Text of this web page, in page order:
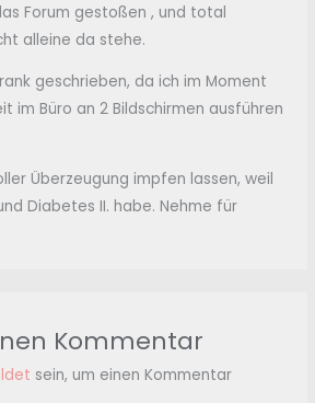
Forum gestoßen , und total
alleine da stehe.
geschrieben, da ich im Moment
im Büro an 2 Bildschirmen ausführen
Überzeugung impfen lassen, weil
Diabetes II. habe. Nehme für
Kommentar
sein, um einen Kommentar